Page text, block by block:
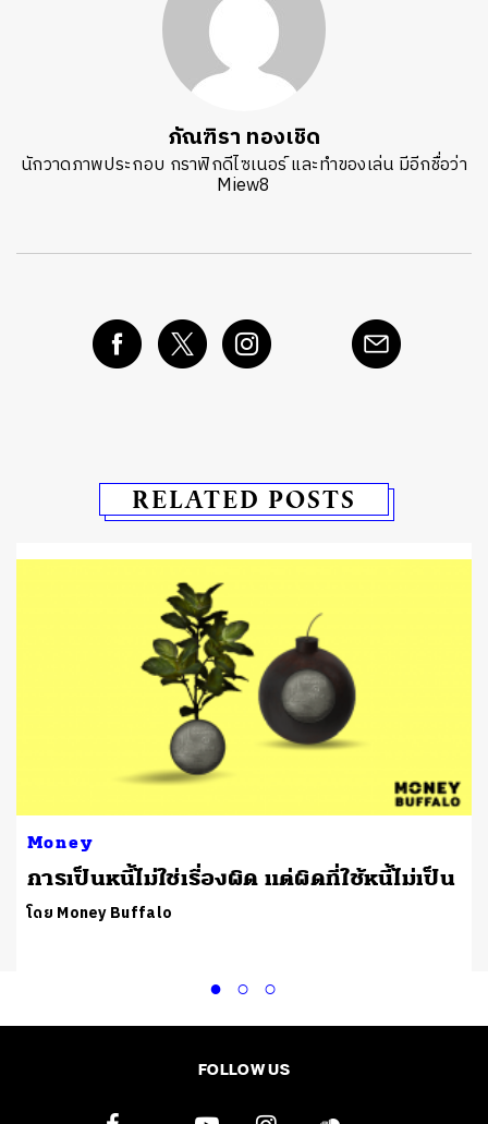
ภัณฑิรา ทองเชิด
นักวาดภาพประกอบ กราฟิกดีไซเนอร์ และทำของเล่น มีอีกชื่อว่า
Miew8
RELATED POSTS
Money
การเป็นหนี้ไม่ใช่เรื่องผิด แต่ผิดที่ใช้หนี้ไม่เป็น
โดย Money Buffalo
FOLLOW US